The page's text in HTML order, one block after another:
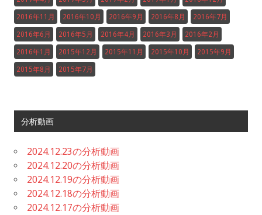
2016年11月 2016年10月 2016年9月 2016年8月 2016年7月
2016年6月 2016年5月 2016年4月 2016年3月 2016年2月
2016年1月 2015年12月 2015年11月 2015年10月 2015年9月
2015年8月 2015年7月
分析動画
2024.12.23の分析動画
2024.12.20の分析動画
2024.12.19の分析動画
2024.12.18の分析動画
2024.12.17の分析動画